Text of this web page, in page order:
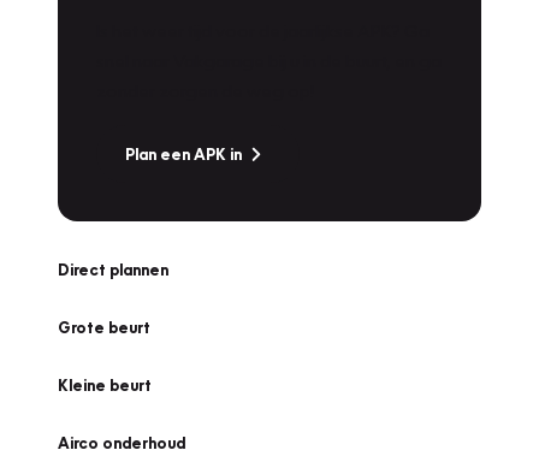
Plan een APK in
Direct plannen
Grote beurt
Kleine beurt
Airco onderhoud